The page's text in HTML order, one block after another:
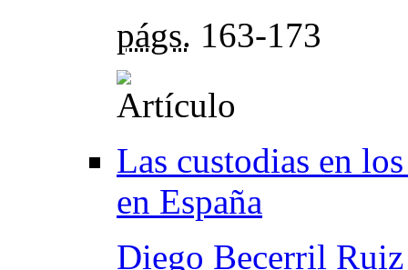
págs. 163-173
Las custodias en
en España
Diego Becerril Ruiz